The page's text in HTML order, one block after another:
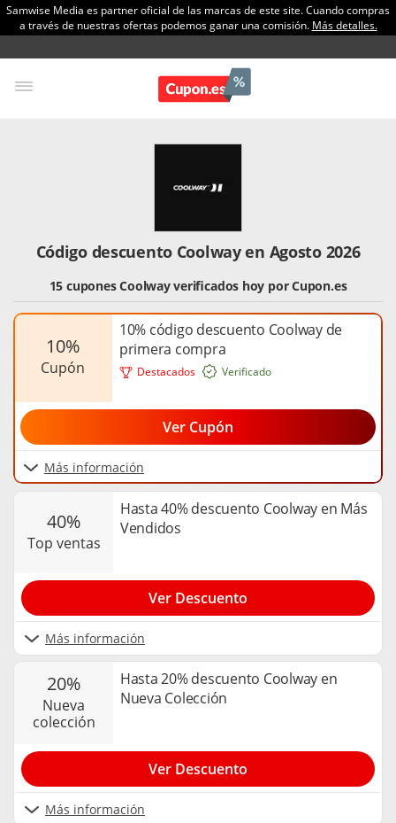
Samwise Media es partner oficial de las marcas de este site. Cuando compras
a través de nuestras ofertas podemos ganar una comisión. Más detalles.
Código descuento Coolway en Agosto 2026
15 cupones Coolway verificados hoy por Cupon.es
Destacados
10%
cupón
10% código descuento Coolway de
primera compra
Más información
Verificado
Ver Cupón
40%
top ventas
Hasta 40% descuento Coolway en Más
Vendidos
Más información
Ver Descuento
20%
nueva
colección
Hasta 20% descuento Coolway en
Nueva Colección
Más información
Ver Descuento